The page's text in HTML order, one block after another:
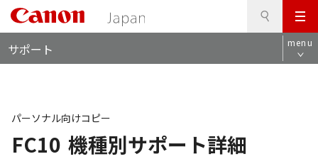
メ
ニ
ュ
サポート menu
FC10 機種別サポート詳細
パーソナル向けコピー